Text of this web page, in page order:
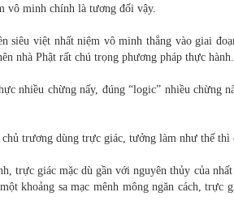
vô minh chính là tương đối vậy.
siêu việt nhất niệm vô minh thẳng vào giai
nhà Phật rất chú trọng phương pháp thực hành.
nhiều chừng nấy, đúng “logic” nhiều chừng
trương dùng trực giác, tưởng làm như thế thì
trực giác mặc dù gần với nguyên thủy của
khoảng sa mạc mênh mông ngăn cách, trực